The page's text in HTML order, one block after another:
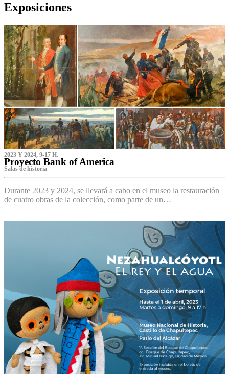
Exposiciones
2023 Y 2024, 9-17 H.
Proyecto Bank of America
S‌alas de historia
Durante 2023 y 2024, se llevará a cabo en el museo la restauración
de cuatro obras de la colección, como parte de un…